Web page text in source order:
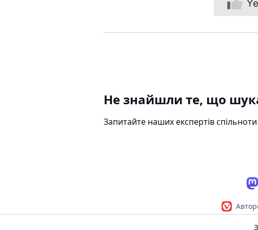
Не знайшли те, що
Запитайте наших експертів спільноти